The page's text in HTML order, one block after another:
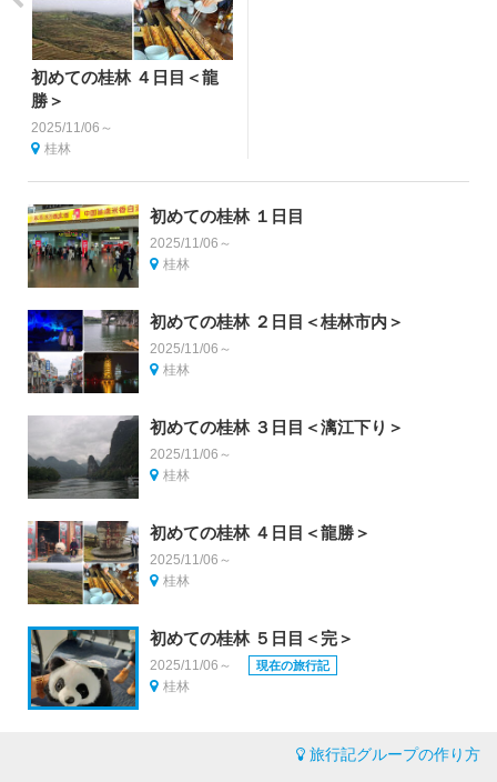
初めての桂林 ４日目＜龍
勝＞
2025/11/06～
桂林
初めての桂林 １日目
2025/11/06～
桂林
初めての桂林 ２日目＜桂林市内＞
2025/11/06～
桂林
初めての桂林 ３日目＜漓江下り＞
2025/11/06～
桂林
初めての桂林 ４日目＜龍勝＞
2025/11/06～
桂林
初めての桂林 ５日目＜完＞
2025/11/06～ 現在の旅行記
桂林
旅行記グループの作り方